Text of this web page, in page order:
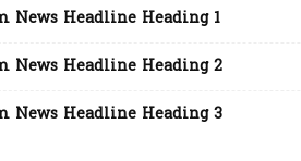
News Headline Heading 1
News Headline Heading 2
News Headline Heading 3